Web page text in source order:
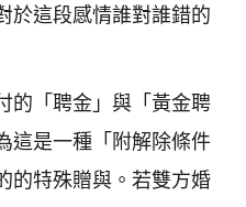
於這段感情誰對誰錯的
的「聘金」與「黃金聘
這是一種「附解除條件
的特殊贈與。若雙方婚